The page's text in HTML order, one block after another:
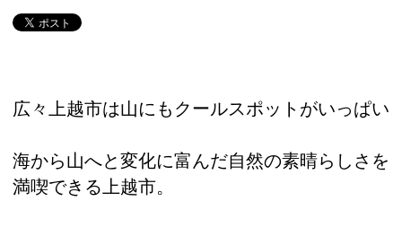
広々上越市は山にもクールスポットがいっぱい
海から山へと変化に富んだ自然の素晴らしさを
満喫できる上越市。